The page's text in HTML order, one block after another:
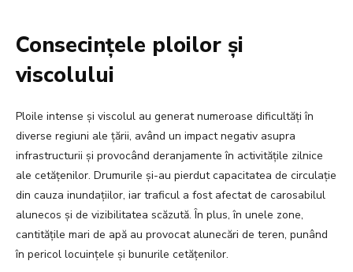
Consecințele ploilor și
viscolului
Ploile intense și viscolul au generat numeroase dificultăți în
diverse regiuni ale țării, având un impact negativ asupra
infrastructurii și provocând deranjamente în activitățile zilnice
ale cetățenilor. Drumurile și-au pierdut capacitatea de circulație
din cauza inundațiilor, iar traficul a fost afectat de carosabilul
alunecos și de vizibilitatea scăzută. În plus, în unele zone,
cantitățile mari de apă au provocat alunecări de teren, punând
în pericol locuințele și bunurile cetățenilor.